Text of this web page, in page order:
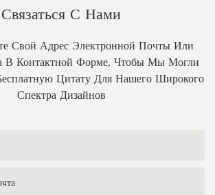
Связаться С Нами
Свой Адрес Электронной Почты Или
В Контактной Форме, Чтобы Мы Могли
Цитату Для Нашего Широкого
Спектра Дизайнов